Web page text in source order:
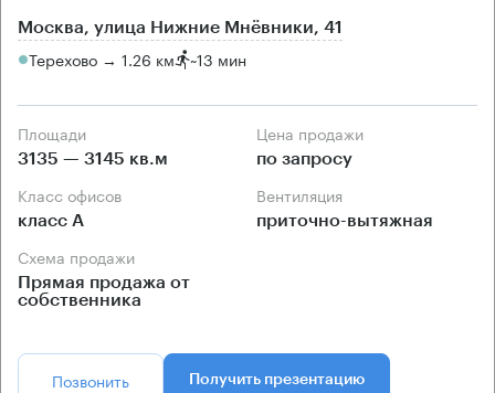
Москва, улица Нижние Мнёвники, 41
Терехово → 1.26 км ~13 мин
Площади
3135 — 3145 кв.м
Цена продажи
по запросу
Класс офисов
класс А
Вентиляция
приточно-вытяжная
Схема продажи
Прямая продажа от
собственника
Позвонить Получить презентацию